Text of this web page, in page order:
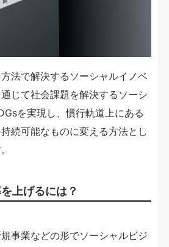
法で解決するソーシャルイノベ
じて社会課題を解決するソーシ
を実現し、慣行軌道上にある
続可能なものに変える方法とし
上げるには？
事業などの形でソーシャルビジ